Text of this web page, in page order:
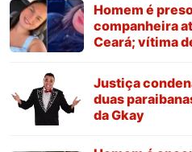
Homem é
companheira
Ceará; vítima
Justiça
duas
da Gkay